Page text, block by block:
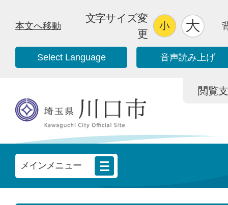
本文へ移動
文字サイズ変
更
Select Language 音声読み上げ
閲覧
メインメニュー